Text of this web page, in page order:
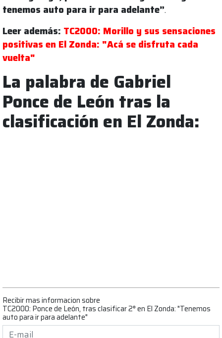
tenemos auto para ir para adelante”.
Leer además: TC2000: Morillo y sus sensaciones
positivas en El Zonda: "Acá se disfruta cada
vuelta"
La palabra de Gabriel
Ponce de León tras la
clasificación en El Zonda:
Recibir mas informacion sobre
TC2000: Ponce de León, tras clasificar 2° en El Zonda: "Tenemos
auto para ir para adelante"